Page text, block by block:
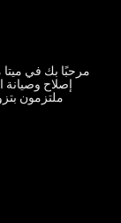
مرحبًا بك في
إصلاح
ملتزمون